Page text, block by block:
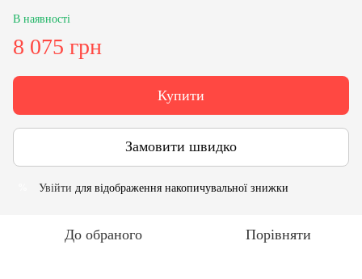
В наявності
8 075 грн
Купити
Замовити швидко
Увійти для відображення накопичувальної знижки
До обраного Порівняти